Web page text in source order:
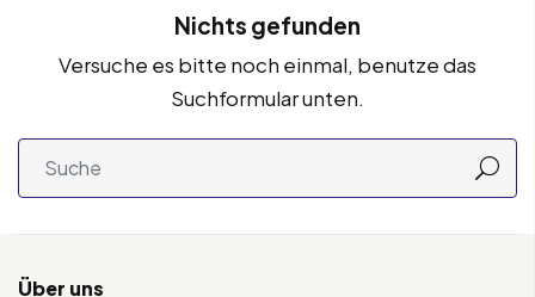
Nichts gefunden
Versuche es bitte noch einmal, benutze das
Suchformular unten.
Über uns